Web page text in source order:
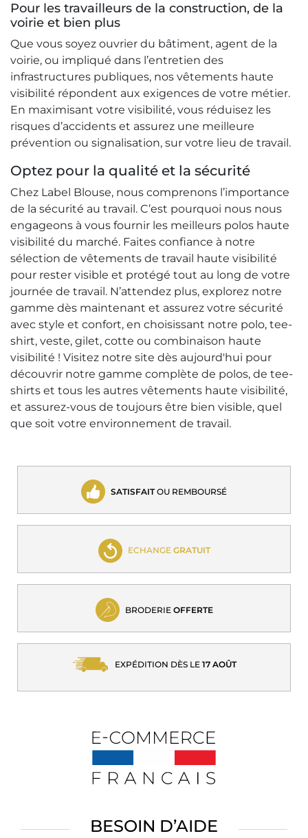
Pour les travailleurs de la construction, de la
voirie et bien plus
Que vous soyez ouvrier du bâtiment, agent de la
voirie, ou impliqué dans l’entretien des
infrastructures publiques, nos vêtements haute
visibilité répondent aux exigences de votre métier.
En maximisant votre visibilité, vous réduisez les
risques d’accidents et assurez une meilleure
prévention ou signalisation, sur votre lieu de travail.
Optez pour la qualité et la sécurité
Chez Label Blouse, nous comprenons l’importance
de la sécurité au travail. C’est pourquoi nous nous
engageons à vous fournir les meilleurs polos haute
visibilité du marché. Faites confiance à notre
sélection de vêtements de travail haute visibilité
pour rester visible et protégé tout au long de votre
journée de travail. N’attendez plus, explorez notre
gamme dès maintenant et assurez votre sécurité
avec style et confort, en choisissant notre polo, tee-
shirt, veste, gilet, cotte ou combinaison haute
visibilité ! Visitez notre site dès aujourd'hui pour
découvrir notre gamme complète de polos, de tee-
shirts et tous les autres vêtements haute visibilité,
et assurez-vous de toujours être bien visible, quel
que soit votre environnement de travail.
SATISFAITOU REMBOURSÉ
ECHANGE GRATUIT
BRODERIE OFFERTE
EXPÉDITION DÈS LE 17 AOÛT
BESOIN D’AIDE